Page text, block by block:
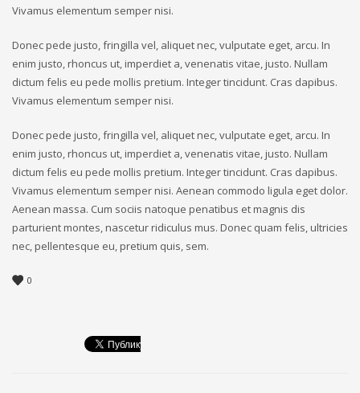
Vivamus elementum semper nisi.
Donec pede justo, fringilla vel, aliquet nec, vulputate eget, arcu. In
enim justo, rhoncus ut, imperdiet a, venenatis vitae, justo. Nullam
dictum felis eu pede mollis pretium. Integer tincidunt. Cras dapibus.
Vivamus elementum semper nisi.
Donec pede justo, fringilla vel, aliquet nec, vulputate eget, arcu. In
enim justo, rhoncus ut, imperdiet a, venenatis vitae, justo. Nullam
dictum felis eu pede mollis pretium. Integer tincidunt. Cras dapibus.
Vivamus elementum semper nisi. Aenean commodo ligula eget dolor.
Aenean massa. Cum sociis natoque penatibus et magnis dis
parturient montes, nascetur ridiculus mus. Donec quam felis, ultricies
nec, pellentesque eu, pretium quis, sem.
0